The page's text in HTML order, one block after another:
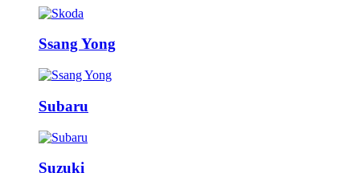
Ssang Yong
Subaru
Suzuki